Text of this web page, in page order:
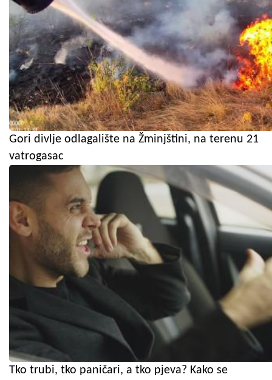
Gori divlje odlagalište na Žminjštini, na terenu 21
vatrogasac
Tko trubi, tko paničari, a tko pjeva? Kako se